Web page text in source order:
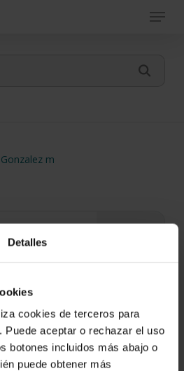
Detalles
cookies de terceros para
Puede aceptar o rechazar el uso
botones incluidos más abajo o
puede obtener más
Menu
Gonzalez m